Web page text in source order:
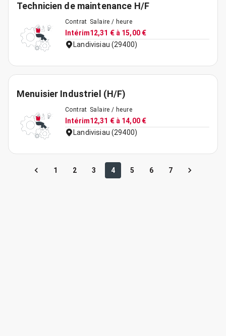
Technicien de maintenance H/F
Contrat
Intérim
Salaire / heure
12,31 € à 15,00 €
Landivisiau (29400)
Menuisier Industriel (H/F)
Contrat
Intérim
Salaire / heure
12,31 € à 14,00 €
Landivisiau (29400)
1 2 3 4 5 6 7